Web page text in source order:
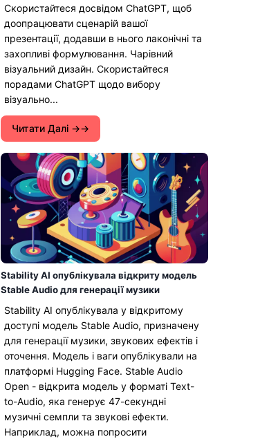
Скористайтеся досвідом ChatGPT, щоб
доопрацювати сценарій вашої
презентації, додавши в нього лаконічні та
захопливі формулювання. Чарівний
візуальний дизайн. Скористайтеся
порадами ChatGPT щодо вибору
візуально...
Читати Далі →
Stability AI опублікувала відкриту модель
Stable Audio для генерації музики
Stability AI опублікувала у відкритому
доступі модель Stable Audio, призначену
для генерації музики, звукових ефектів і
оточення. Модель і ваги опублікували на
платформі Hugging Face. Stable Audio
Open - відкрита модель у форматі Text-
to-Audio, яка генерує 47-секундні
музичні семпли та звукові ефекти.
Наприклад, можна попросити